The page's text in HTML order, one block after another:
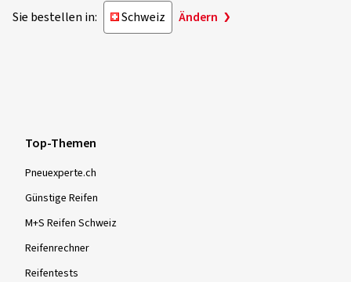
Sie bestellen in: Schweiz Ändern
Top-Themen
Pneuexperte.ch
Günstige Reifen
M+S Reifen Schweiz
Reifenrechner
Reifentests